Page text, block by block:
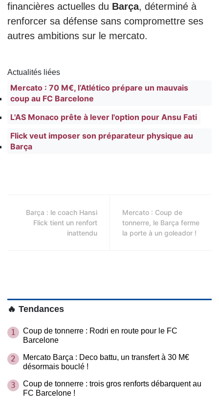
financières actuelles du Barça, déterminé à
renforcer sa défense sans compromettre ses
autres ambitions sur le mercato.
Actualités liées
Mercato : 70 M€, l’Atlético prépare un mauvais
coup au FC Barcelone
L'AS Monaco prête à lever l'option pour Ansu Fati
Flick veut imposer son préparateur physique au
Barça
Barça : le coach Hansi
Flick tient un renfort
inattendu
Mercato : Coup de
tonnerre, le Barça ferme
la porte à un goleador !
🔥 Tendances
1
Coup de tonnerre : Rodri en route pour le FC
Barcelone
2
Mercato Barça : Deco battu, un transfert à 30 M€
désormais bouclé !
3
Coup de tonnerre : trois gros renforts débarquent au
FC Barcelone !